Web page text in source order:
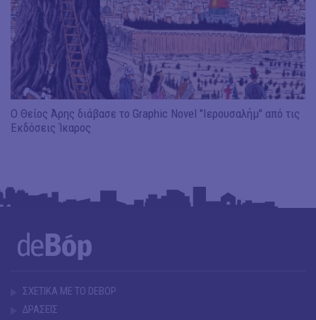
Ο Θείος Άρης διάβασε το Graphic Novel "Ιερουσαλήμ" από τις
Εκδόσεις Ίκαρος
ΣΧΕΤΙΚΑ ΜΕ ΤΟ DEBOP
ΔΡΑΣΕΙΣ